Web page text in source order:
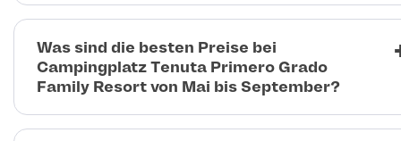
Was sind die besten Preise bei
Campingplatz Tenuta Primero Grado
Family Resort von Mai bis September?